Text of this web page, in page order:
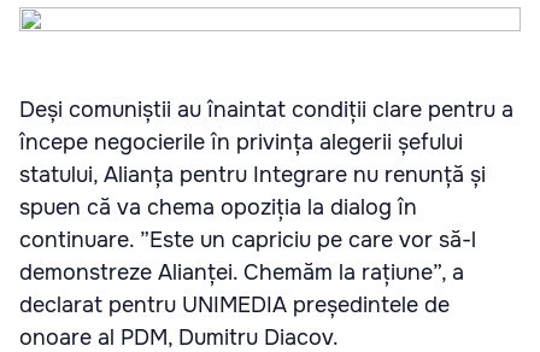
Deși comuniștii au înaintat condiții clare pentru a
începe negocierile în privința alegerii șefului
statului, Alianța pentru Integrare nu renunță și
spuen că va chema opoziția la dialog în
continuare. ”Este un capriciu pe care vor să-l
demonstreze Alianței. Chemăm la rațiune”, a
declarat pentru UNIMEDIA președintele de
onoare al PDM, Dumitru Diacov.